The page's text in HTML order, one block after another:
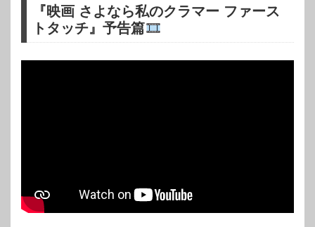
『映画 さよなら私のクラマー ファース
トタッチ』予告篇